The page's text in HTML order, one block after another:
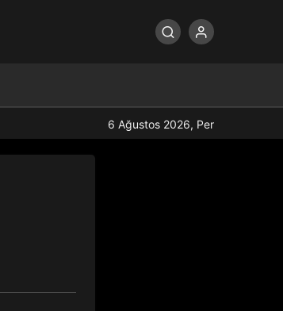
6 Ağustos 2026, Per